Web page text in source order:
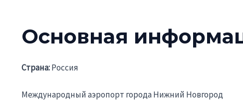
Основная
Страна:Россия
Международный аэропорт города Нижний Новгород